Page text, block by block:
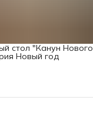
стол "Канун Нового
Новый год